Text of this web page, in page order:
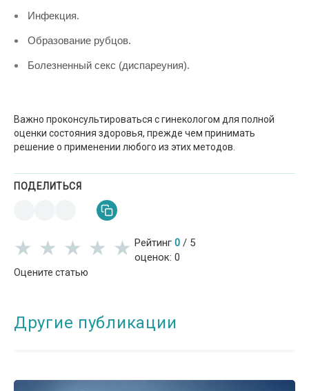
Инфекция.
Образование рубцов.
Болезненный секс (диспареуния).
Важно проконсультироваться с гинекологом для полной
оценки состояния здоровья, прежде чем принимать
решение о применении любого из этих методов.
ПОДЕЛИТЬСЯ
★
★ ★
★ ★
★ ★
★ ★
★
Оцените статью
Рейтинг 0 / 5
оценок: 0
Другие публикации